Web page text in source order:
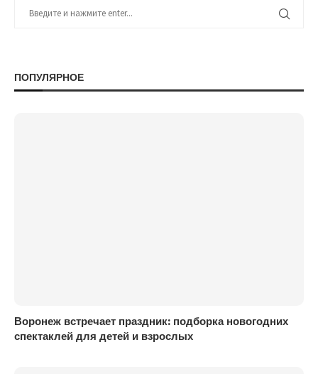
ПОПУЛЯРНОЕ
Воронеж встречает праздник: подборка новогодних
спектаклей для детей и взрослых